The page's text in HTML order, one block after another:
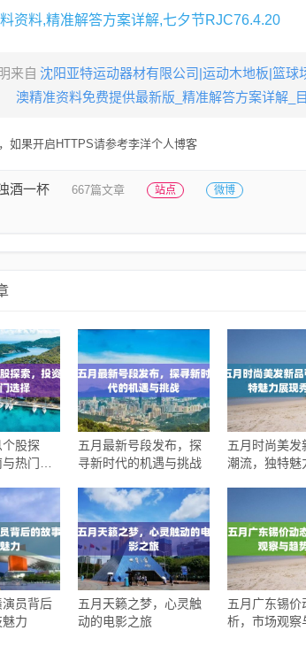
资料,精准解答方案详解,七夕节RJC76.4.20
来自 沈阳亚特运动器材有限公司|运动木地板|篮球
澳精准资料免费提供最新版_精准解答方案详解_
如果开启HTTPS请参考李洋个人博客
酒一杯 667篇文章 站点 微博
股探
热门选
五月最新号段发布，探
寻新时代的机遇与挑战
五月时尚美发
潮流，独特魅
员背后
力
五月天籁之梦，心灵触
动的电影之旅
五月广东锡价
析，市场观察